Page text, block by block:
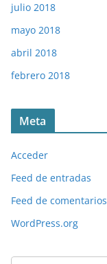
julio 2018
mayo 2018
abril 2018
febrero 2018
Meta
Acceder
Feed de entradas
Feed de comentarios
WordPress.org